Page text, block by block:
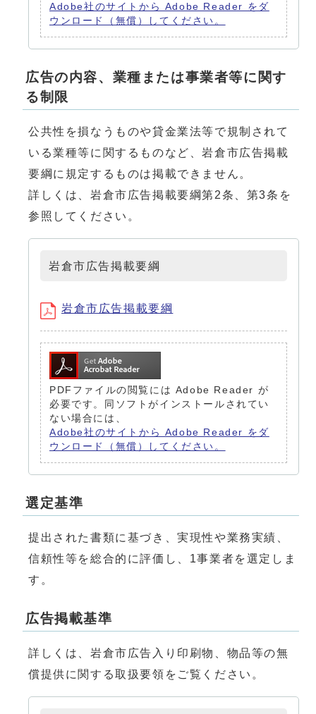
Adobe社のサイトから Adobe Reader をダ
ウンロード（無償）してください。
広告の内容、業種または事業者等に関す
る制限
公共性を損なうものや貸金業法等で規制されて
いる業種等に関するものなど、岩倉市広告掲載
要綱に規定するものは掲載できません。
詳しくは、岩倉市広告掲載要綱第2条、第3条を
参照してください。
岩倉市広告掲載要綱
岩倉市広告掲載要綱
PDFファイルの閲覧には Adobe Reader が
必要です。同ソフトがインストールされてい
ない場合には、
Adobe社のサイトから Adobe Reader をダ
ウンロード（無償）してください。
選定基準
提出された書類に基づき、実現性や業務実績、
信頼性等を総合的に評価し、1事業者を選定しま
す。
広告掲載基準
詳しくは、岩倉市広告入り印刷物、物品等の無
償提供に関する取扱要領をご覧ください。